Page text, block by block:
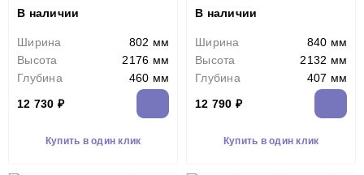
В наличии
Ширина
802 мм
Высота
2176 мм
Глубина
460 мм
12 730 ₽
Купить в один клик
В наличии
Ширина
840 мм
Высота
2132 мм
Глубина
407 мм
12 790 ₽
Купить в один клик